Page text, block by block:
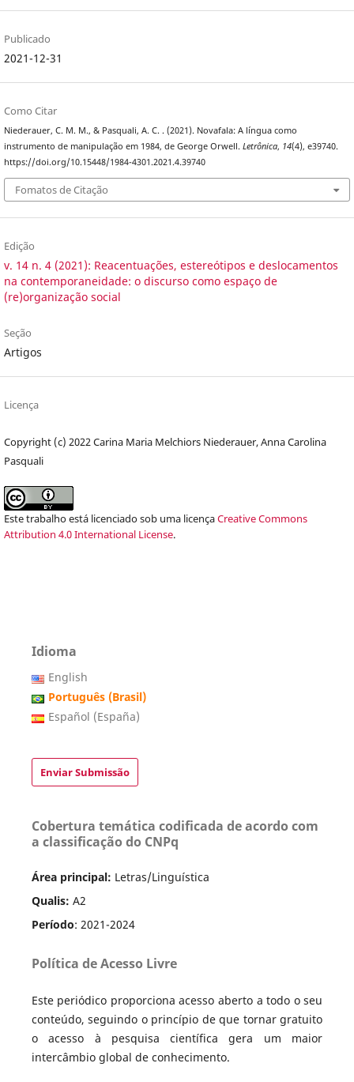
Publicado
2021-12-31
Como Citar
Niederauer, C. M. M., & Pasquali, A. C. . (2021). Novafala: A língua como
instrumento de manipulação em 1984, de George Orwell. Letrônica, 14(4), e39740.
https://doi.org/10.15448/1984-4301.2021.4.39740
Fomatos de Citação
Edição
v. 14 n. 4 (2021): Reacentuações, estereótipos e deslocamentos
na contemporaneidade: o discurso como espaço de
(re)organização social
Seção
Artigos
Licença
Copyright (c) 2022 Carina Maria Melchiors Niederauer, Anna Carolina
Pasquali
Este trabalho está licenciado sob uma licençaCreative Commons
Attribution 4.0 International License.
Idioma
English
Português (Brasil)
Español (España)
Enviar Submissão
Cobertura temática codificada de acordo com
a classificação do CNPq
Área principal: Letras/Linguística
Qualis: A2
Período: 2021-2024
Política de Acesso Livre
Este periódico proporciona acesso aberto a todo o seu
conteúdo, seguindo o princípio de que tornar gratuito
o acesso à pesquisa científica gera um maior
intercâmbio global de conhecimento.